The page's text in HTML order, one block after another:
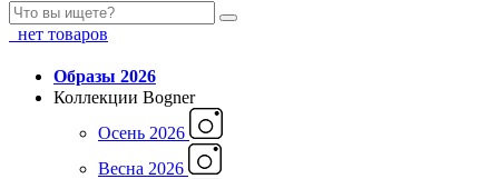
нет товаров
Образы 2026
Коллекции Bogner
Осень 2026
Весна 2026